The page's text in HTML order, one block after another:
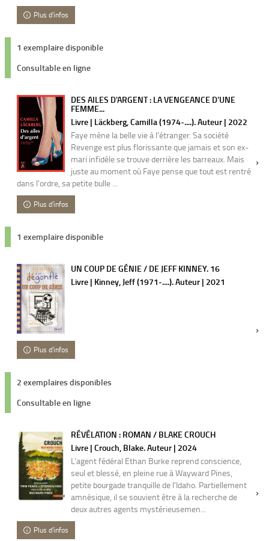
Plus d'infos
1 exemplaire disponible
Consultable en ligne
DES AILES D'ARGENT : LA VENGEANCE D'UNE
FEMME...
Livre | Läckberg, Camilla (1974-....). Auteur | 2022
Faye mène la belle vie à l'étranger. Sa société
Revenge est plus florissante que jamais et son ex-
mari infidèle se trouve derrière les barreaux. Mais
juste au moment où Faye pense que tout est rentré
dans l'ordre, sa petite bulle ...
Plus d'infos
1 exemplaire disponible
UN COUP DE GÉNIE / DE JEFF KINNEY. 16
Livre | Kinney, Jeff (1971-....). Auteur | 2021
Plus d'infos
2 exemplaires disponibles
Consultable en ligne
RÉVÉLATION : ROMAN / BLAKE CROUCH
Livre | Crouch, Blake. Auteur | 2024
L'agent fédéral Ethan Burke reprend conscience,
seul et blessé, en pleine rue à Wayward Pines,
petite bourgade tranquille de l'Idaho. Partiellement
amnésique, il se souvient être à la recherche de
deux autres agents mystérieusemen...
Plus d'infos